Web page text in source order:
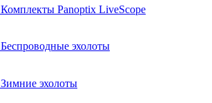
Комплекты Panoptix LiveScope
Беспроводные эхолоты
Зимние эхолоты